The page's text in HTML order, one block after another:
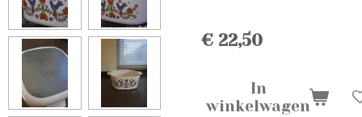
€ 22,50
In
winkelwagen